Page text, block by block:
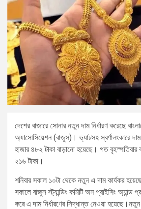
দেশের বাজারে সোনার নতুন দাম নির্ধারণ করেছে
অ্যাসোসিয়েশন (বাজুস)। ভ্যাটসহ স্বর্ণালংকারে
হাজার ৪৮২ টাকা বাড়ানো হয়েছে। গত বৃহস্পতিবার
২১৬ টাকা।
শনিবার সকাল ১০টা থেকে নতুন এ দাম কার্যকর
সকালে বাজুস স্ট্যান্ডিং কমিটি অন প্রাইসিং অ্যান্ড
করে এ দাম নির্ধারণের সিদ্ধান্ত নেওয়া